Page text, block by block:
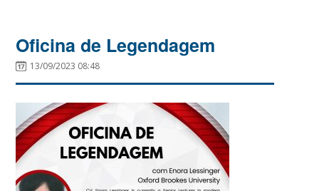
Oficina de Legendagem
13/09/2023 08:48